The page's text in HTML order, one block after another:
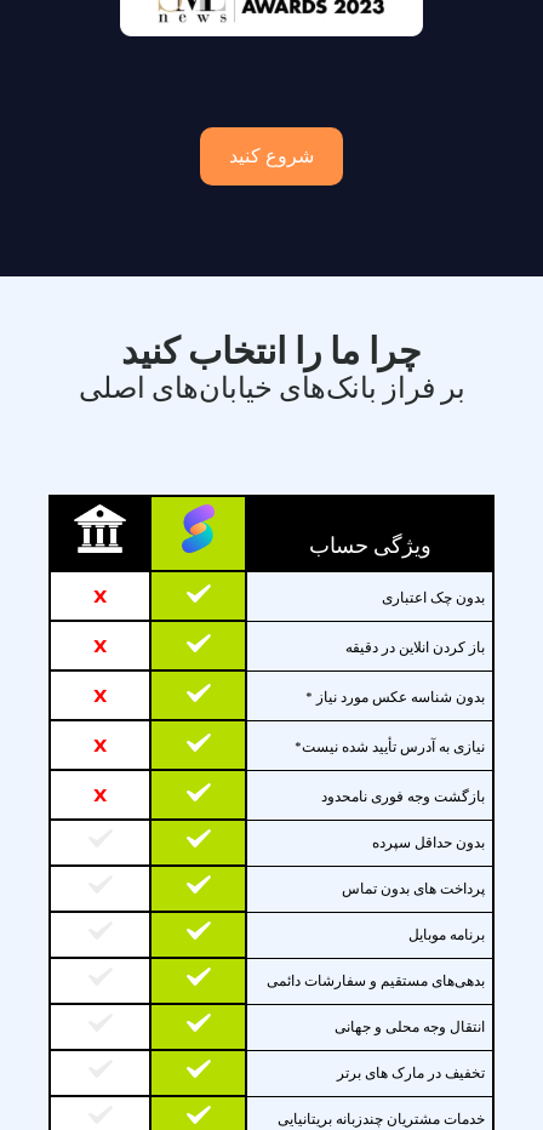
شروع کنید
چرا ما را انتخاب کنید
بر فراز بانک‌های خیابان‌های اصلی
ویژگی حساب
بدون چک اعتباری x
باز کردن انلاین در دقیقه x
بدون شناسه عکس مورد نیاز * x
نیازی به آدرس تأیید شده نیست* x
بازگشت وجه فوری نامحدود x
بدون حداقل سپرده
پرداخت های بدون تماس
برنامه موبایل
بدهی‌های مستقیم و سفارشات دائمی
انتقال وجه محلی و جهانی
تخفیف در مارک های برتر
خدمات مشتریان چندزبانه بریتانیایی